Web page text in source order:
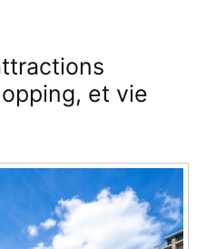
et vie